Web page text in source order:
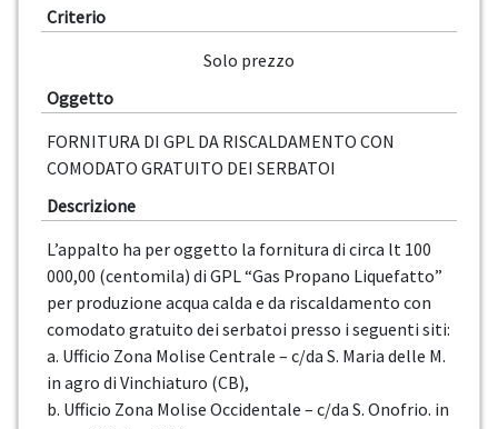
Criterio
Solo prezzo
Oggetto
FORNITURA DI GPL DA RISCALDAMENTO CON
COMODATO GRATUITO DEI SERBATOI
Descrizione
L’appalto ha per oggetto la fornitura di circa lt 100
000,00 (centomila) di GPL “Gas Propano Liquefatto”
per produzione acqua calda e da riscaldamento con
comodato gratuito dei serbatoi presso i seguenti siti:
a. Ufficio Zona Molise Centrale – c/da S. Maria delle M.
in agro di Vinchiaturo (CB),
b. Ufficio Zona Molise Occidentale – c/da S. Onofrio. in